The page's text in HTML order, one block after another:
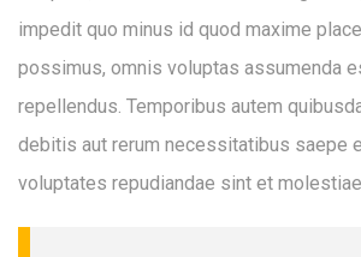
impedit quo minus id quod maxime
possimus, omnis voluptas assumenda
repellendus. Temporibus autem
debitis aut rerum necessitatibus saepe
voluptates repudiandae sint et